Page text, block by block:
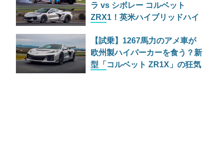
ラ vs シボレー コルベット
ZRX1！英米ハイブリッドハイ
【試乗】1267馬力のアメ車が
欧州製ハイパーカーを食う？新
型「コルベット ZR1X」の狂気